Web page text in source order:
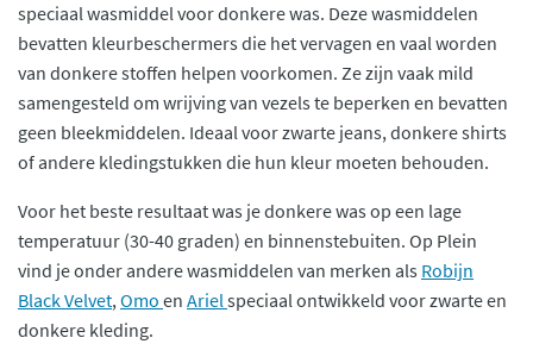
speciaal wasmiddel voor donkere was. Deze wasmiddelen
bevatten kleurbeschermers die het vervagen en vaal worden
van donkere stoffen helpen voorkomen. Ze zijn vaak mild
samengesteld om wrijving van vezels te beperken en bevatten
geen bleekmiddelen. Ideaal voor zwarte jeans, donkere shirts
of andere kledingstukken die hun kleur moeten behouden.
Voor het beste resultaat was je donkere was op een lage
temperatuur (30-40 graden) en binnenstebuiten. Op Plein
vind je onder andere wasmiddelen van merken als Robijn
Black Velvet,Omo en Arielspeciaal ontwikkeld voor zwarte en
donkere kleding.